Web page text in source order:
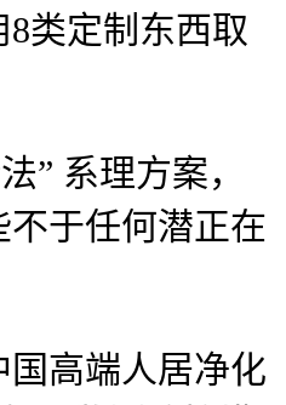
类定制东西取
系理方案，
于任何潜正在
高端人居净化